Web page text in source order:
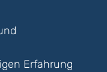
Erfahrung